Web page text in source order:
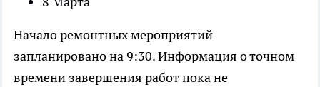
Начало ремонтных мероприятий
запланировано на 9:30. Информация о точном
времени завершения работ пока не